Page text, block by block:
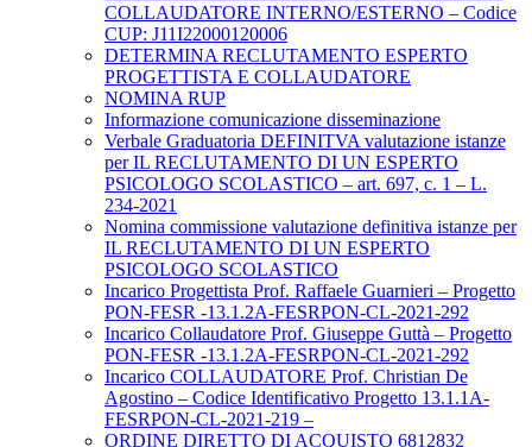
COLLAUDATORE INTERNO/ESTERNO – Codice
CUP: J11I22000120006
DETERMINA RECLUTAMENTO ESPERTO
PROGETTISTA E COLLAUDATORE
NOMINA RUP
Informazione comunicazione disseminazione
Verbale Graduatoria DEFINITVA valutazione istanze
per IL RECLUTAMENTO DI UN ESPERTO
PSICOLOGO SCOLASTICO – art. 697, c. 1 – L.
234-2021
Nomina commissione valutazione definitiva istanze per
IL RECLUTAMENTO DI UN ESPERTO
PSICOLOGO SCOLASTICO
Incarico Progettista Prof. Raffaele Guarnieri – Progetto
PON-FESR -13.1.2A-FESRPON-CL-2021-292
Incarico Collaudatore Prof. Giuseppe Guttà – Progetto
PON-FESR -13.1.2A-FESRPON-CL-2021-292
Incarico COLLAUDATORE Prof. Christian De
Agostino – Codice Identificativo Progetto 13.1.1A-
FESRPON-CL-2021-219 –
ORDINE DIRETTO DI ACQUISTO 6812832